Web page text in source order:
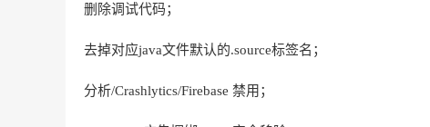
删除调试代码；
去掉对应java文件默认的.source标签名；
分析/Crashlytics/Firebase 禁用；